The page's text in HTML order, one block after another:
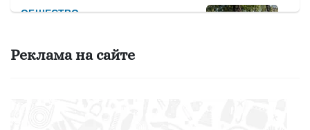
ОБЩЕСТВО
Реклама на сайте